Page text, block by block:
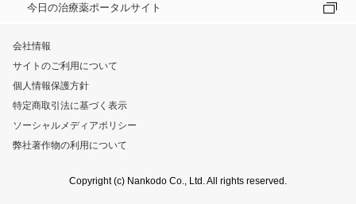
今日の治療薬ポータルサイト
会社情報
サイトのご利用について
個人情報保護方針
特定商取引法に基づく表示
ソーシャルメディアポリシー
弊社著作物の利用について
Copyright (c) Nankodo Co., Ltd. All rights reserved.